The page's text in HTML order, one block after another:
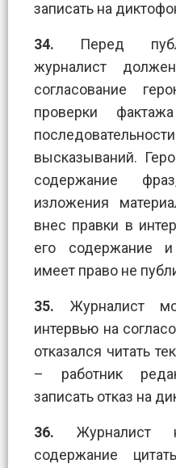
записать на
34. Перед
журналист
согласование
проверки
высказываний.
содержание
изложения
внес правки в
его содержание и
имеет право не
35. Журналист
интервью на
отказался читать
– работник
записать отказ на
36. Журналист
содержание